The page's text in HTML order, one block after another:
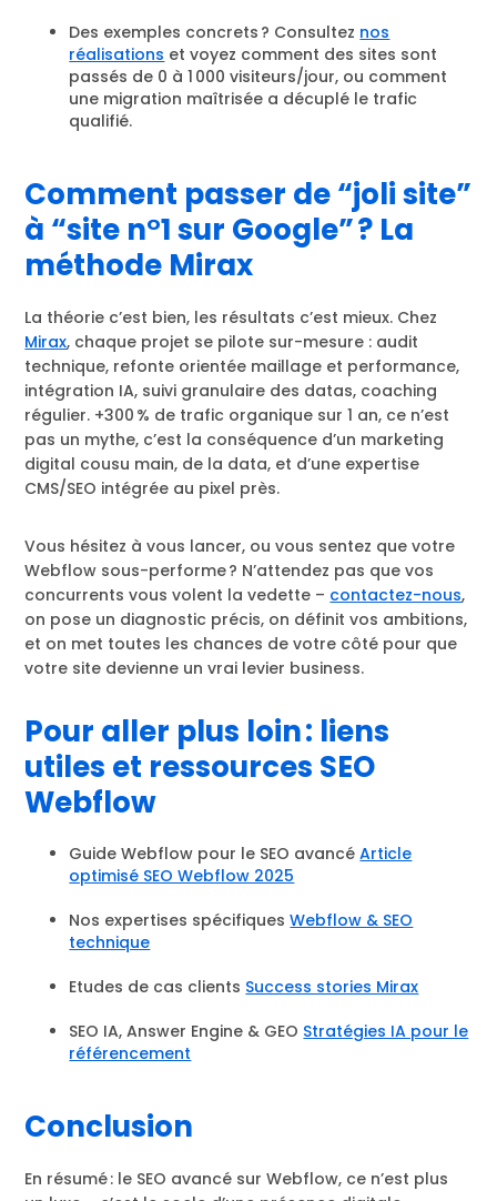
Des exemples concrets ? Consultez nos
réalisations et voyez comment des sites sont
passés de 0 à 1 000 visiteurs/jour, ou comment
une migration maîtrisée a décuplé le trafic
qualifié.
Comment passer de “joli site”
à “site n°1 sur Google” ? La
méthode Mirax
La théorie c’est bien, les résultats c’est mieux. Chez
Mirax, chaque projet se pilote sur-mesure : audit
technique, refonte orientée maillage et performance,
intégration IA, suivi granulaire des datas, coaching
régulier. +300 % de trafic organique sur 1 an, ce n’est
pas un mythe, c’est la conséquence d’un marketing
digital cousu main, de la data, et d’une expertise
CMS/SEO intégrée au pixel près.
Vous hésitez à vous lancer, ou vous sentez que votre
Webflow sous-performe ? N’attendez pas que vos
concurrents vous volent la vedette – contactez-nous,
on pose un diagnostic précis, on définit vos ambitions,
et on met toutes les chances de votre côté pour que
votre site devienne un vrai levier business.
Pour aller plus loin : liens
utiles et ressources SEO
Webflow
Guide Webflow pour le SEO avancéArticle
optimisé SEO Webflow 2025
Nos expertises spécifiquesWebflow & SEO
technique
Etudes de cas clients Success stories Mirax
SEO IA, Answer Engine & GEO Stratégies IA pour le
référencement
Conclusion
En résumé : le SEO avancé sur Webflow, ce n’est plus